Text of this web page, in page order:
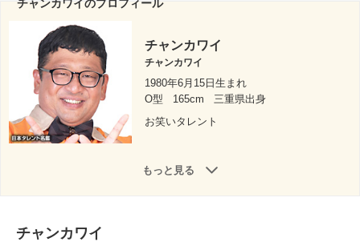
チャンカワイのプロフィール
チャンカワイ
チャンカワイ
1980年6月15日生まれ
O型
165cm
三重県出身
お笑いタレント
もっと見る
チャンカワイ